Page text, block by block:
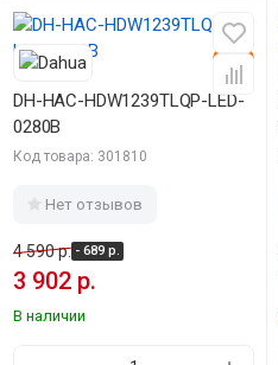
DH-HAC-HDW1239TLQP-LED-
0280B
Код товара: 301810
Нет отзывов
4 590 р. - 689 р.
3 902 р.
В наличии